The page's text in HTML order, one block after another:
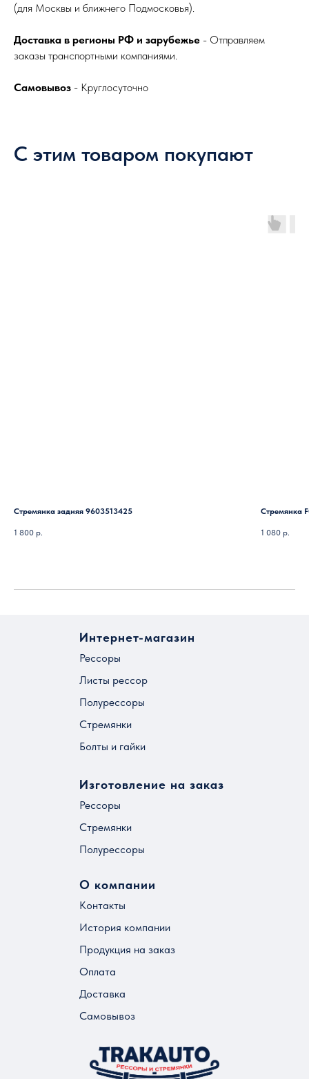
(для Москвы и ближнего Подмосковья).
Доставка в регионы РФ и зарубежье - Отправляем
заказы транспортными компаниями.
Самовывоз - Круглосуточно
С этим товаром покупают
Стремянка задняя 9603513425
1 800 р.
Стремянка
1 080 р.
Интернет-магазин
Рессоры
Листы рессор
Полурессоры
Стремянки
Болты и гайки
Изготовление на заказ
Рессоры
Стремянки
Полурессоры
О компании
Контакты
История компании
Продукция на заказ
Оплата
Доставка
Самовывоз